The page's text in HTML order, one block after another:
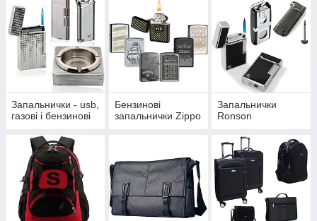
Запальнички - usb,
газові і бензинові
Бензинові
запальнички Zippo
Запальнички
Ronson